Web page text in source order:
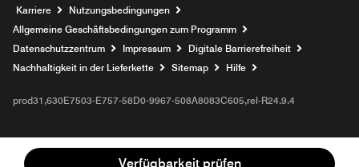
Verfügbarkeit prüfen
Karriere Opens a new window
Nutzungsbedingungen
Allgemeine Geschäftsbedingungen zum Programm
Datenschutzzentrum
Impressum
Digitale Barrierefreiheit
Nachhaltigkeit in der Lieferkette
Sitemap Hilfe
prod31,630E7503-E757-58D0-9967-508A8083C605,rel-R24.9.4